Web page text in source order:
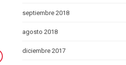
septiembre 2018
agosto 2018
diciembre 2017